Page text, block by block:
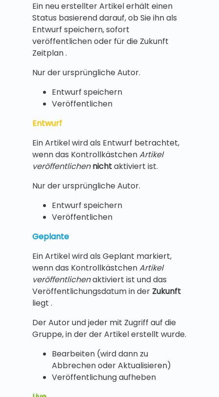
Ein neu erstellter Artikel erhält einen
Status basierend darauf, ob Sie ihn als
Entwurf speichern, sofort
veröffentlichen oder für die Zukunft
Zeitplan .
Nur der ursprüngliche Autor.
Entwurf speichern
Veröffentlichen
Entwurf
Ein Artikel wird als Entwurf betrachtet,
wenn das KontrollkästchenArtikel
veröffentlichen nichtaktiviert ist.
Nur der ursprüngliche Autor.
Entwurf speichern
Veröffentlichen
Geplante
Ein Artikel wird als Geplant markiert,
wenn das KontrollkästchenArtikel
veröffentlichenaktiviert ist und das
Veröffentlichungsdatum in der Zukunft
liegt .
Der Autor und jeder mit Zugriff auf die
Gruppe, in der der Artikel erstellt wurde.
Bearbeiten (wird dann zu
Abbrechen oder Aktualisieren)
Veröffentlichung aufheben